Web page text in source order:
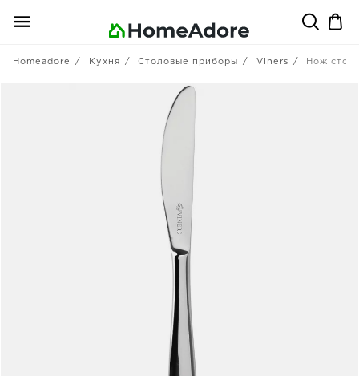
Homeadore Кухня Столовые приборы Viners Нож